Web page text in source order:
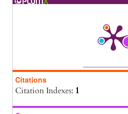
Citations
Citation Indexes: 1